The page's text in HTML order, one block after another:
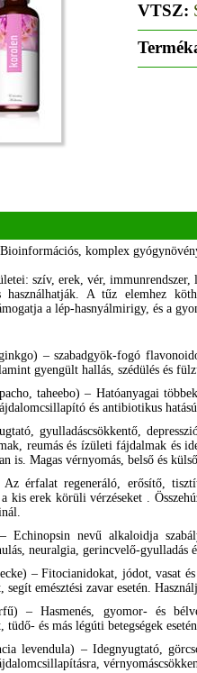
VTSZ:
komplex
szív, erek, vér,
használhatják. A tűz elemhez
a lép-hasnyálmirigy, és a
– szabadgyök-fogó
gyengült hallás, szédülés és
taheebo) – Hatóanyagai
és antibiotikus
gyulladáscsökkentő,
reumás és ízületi fájdalmak és
is. Magas vérnyomás, belső és
Az érfalat regeneráló, erősítő,
kis erek körüli vérzéseket .
– Echinopsin nevű alkaloidja
neuralgia, gerincvelő-gyulladás
– Fitocianidokat, jódot, vasat
segít emésztési zavar esetén.
– Hasmenés, gyomor- és
és más légúti betegségek
levendula) – Idegnyugtató,